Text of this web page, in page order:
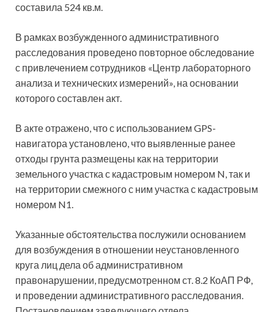
составила 524 кв.м.
В рамках возбужденного административного
расследования проведено повторное обследование
с привлечением сотрудников «Центр лабораторного
анализа и технических измерений», на основании
которого составлен акт.
В акте отражено, что с использованием GPS-
навигатора установлено, что выявленные ранее
отходы грунта размещены как на территории
земельного участка с кадастровым номером N, так и
на территории смежного с ним участка с кадастровым
номером N1.
Указанные обстоятельства послужили основанием
для возбуждения в отношении неустановленного
круга лиц дела об административном
правонарушении, предусмотренном ст. 8.2 КоАП РФ,
и проведении административного расследования.